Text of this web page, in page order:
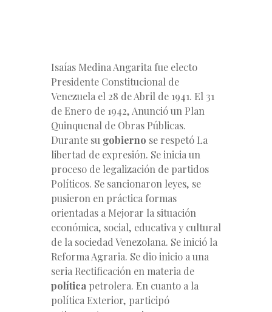
Isaías Medina Angarita fue electo
Presidente Constitucional de
Venezuela el 28 de Abril de 1941. El 31
de Enero de 1942, Anunció un Plan
Quinquenal de Obras Públicas.
Durante su gobierno se respetó La
libertad de expresión. Se inicia un
proceso de legalización de partidos
Políticos. Se sancionaron leyes, se
pusieron en práctica formas
orientadas a Mejorar la situación
económica, social, educativa y cultural
de la sociedad Venezolana. Se inició la
Reforma Agraria. Se dio inicio a una
seria Rectificación en materia de
política petrolera. En cuanto a la
política Exterior, participó